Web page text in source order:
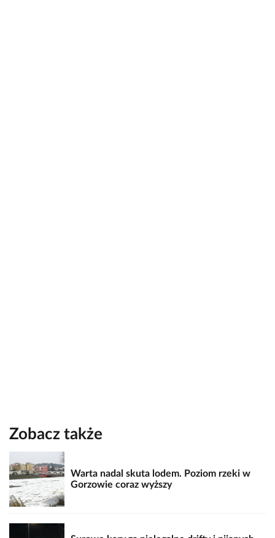
Zobacz także
Warta nadal skuta lodem. Poziom rzeki w
Gorzowie coraz wyższy